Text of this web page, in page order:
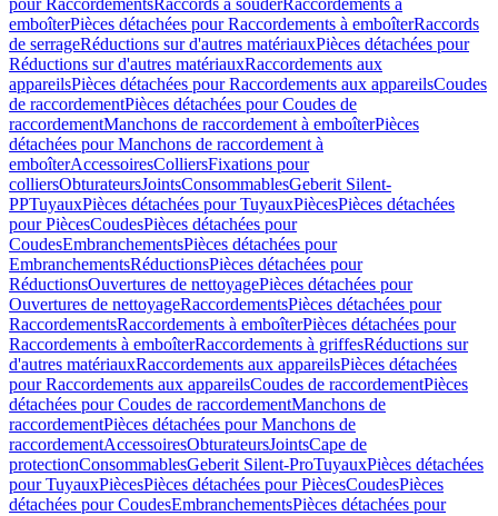
pour RaccordementsRaccords à souderRaccordements à
emboîterPièces détachées pour Raccordements à emboîterRaccords
de serrageRéductions sur d'autres matériauxPièces détachées pour
Réductions sur d'autres matériauxRaccordements aux
appareilsPièces détachées pour Raccordements aux appareilsCoudes
de raccordementPièces détachées pour Coudes de
raccordementManchons de raccordement à emboîterPièces
détachées pour Manchons de raccordement à
emboîterAccessoiresColliersFixations pour
colliersObturateursJointsConsommablesGeberit Silent-
PPTuyauxPièces détachées pour TuyauxPiècesPièces détachées
pour PiècesCoudesPièces détachées pour
CoudesEmbranchementsPièces détachées pour
EmbranchementsRéductionsPièces détachées pour
RéductionsOuvertures de nettoyagePièces détachées pour
Ouvertures de nettoyageRaccordementsPièces détachées pour
RaccordementsRaccordements à emboîterPièces détachées pour
Raccordements à emboîterRaccordements à griffesRéductions sur
d'autres matériauxRaccordements aux appareilsPièces détachées
pour Raccordements aux appareilsCoudes de raccordementPièces
détachées pour Coudes de raccordementManchons de
raccordementPièces détachées pour Manchons de
raccordementAccessoiresObturateursJointsCape de
protectionConsommablesGeberit Silent-ProTuyauxPièces détachées
pour TuyauxPiècesPièces détachées pour PiècesCoudesPièces
détachées pour CoudesEmbranchementsPièces détachées pour